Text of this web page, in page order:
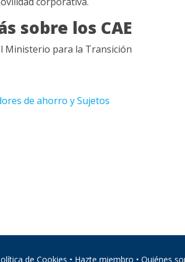
sobre los CAE
Ministerio para la Transición
de ahorro y Sujetos
de Cookies • Hazte miembro • Quiénes